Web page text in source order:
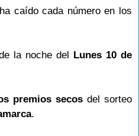
caído cada número en los
la noche del Lunes 10 de
premios secosdel sorteo
.